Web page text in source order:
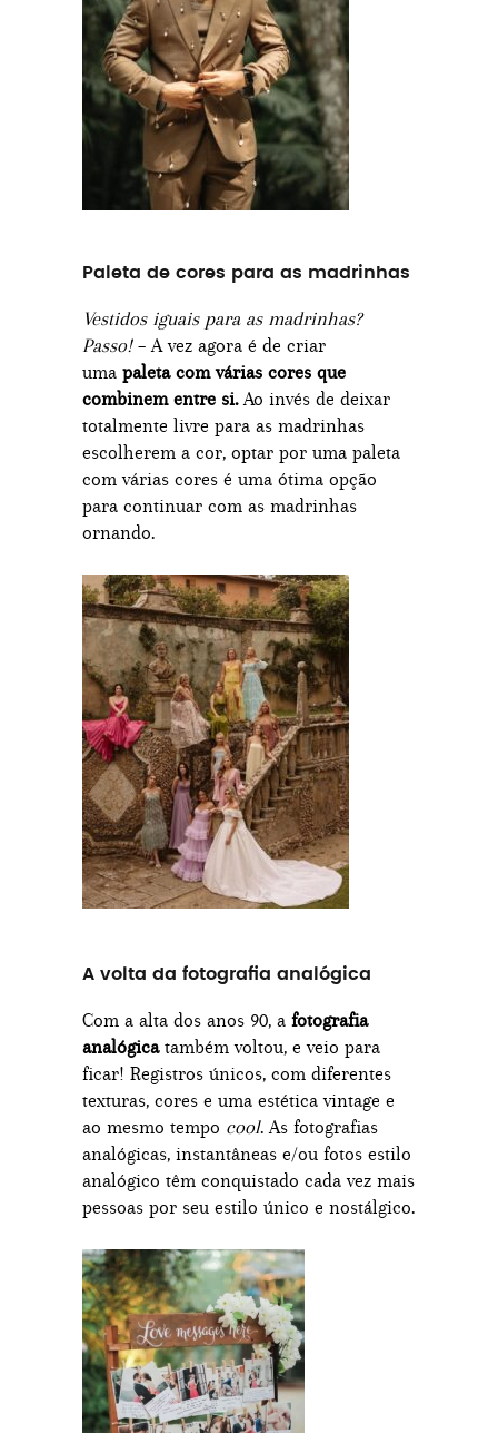
Paleta de cores para as madrinhas
Vestidos iguais para as madrinhas?
Passo! – A vez agora é de criar
uma paleta com várias cores que
combinem entre si.Ao invés de deixar
totalmente livre para as madrinhas
escolherem a cor, optar por uma paleta
com várias cores é uma ótima opção
para continuar com as madrinhas
ornando.
A volta da fotografia analógica
Com a alta dos anos 90, a fotografia
analógicatambém voltou, e veio para
ficar! Registros únicos, com diferentes
texturas, cores e uma estética vintage e
ao mesmo tempo cool. As fotografias
analógicas, instantâneas e/ou fotos estilo
analógico têm conquistado cada vez mais
pessoas por seu estilo único e nostálgico.